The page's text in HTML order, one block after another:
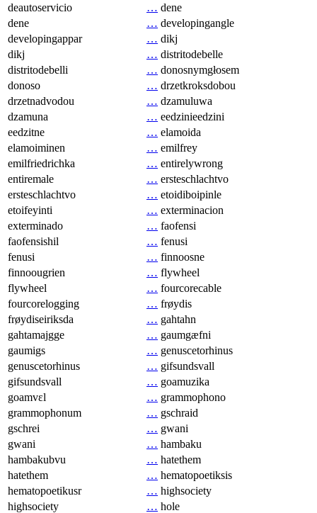
deautoservicio
… dene
dene
… developingangle
developingappar
… dikj
dikj
… distritodebelle
distritodebelli
… donosnymgłosem
donoso
… drzetkroksdobou
drzetnadvodou
… dzamuluwa
dzamuna
… eedzinieedzini
eedzitne
… elamoida
elamoiminen
… emilfrey
emilfriedrichka
… entirelywrong
entiremale
… ersteschlachtvo
ersteschlachtvo
… etoidiboipinle
etoifeyinti
… exterminacion
exterminado
… faofensi
faofensishil
… fenusi
fenusi
… finnoosne
finnoougrien
… flywheel
flywheel
… fourcorecable
fourcorelogging
… frøydis
frøydiseiriksda
… gahtahn
gahtamajgge
… gaumgæfni
gaumigs
… genuscetorhinus
genuscetorhinus
… gifsundsvall
gifsundsvall
… goamuzika
goamvɛl
… grammophono
grammophonum
… gschraid
gschrei
… gwani
gwani
… hambaku
hambakubvu
… hatethem
hatethem
… hematopoetiksis
hematopoetikusr
… highsociety
highsociety
… hole